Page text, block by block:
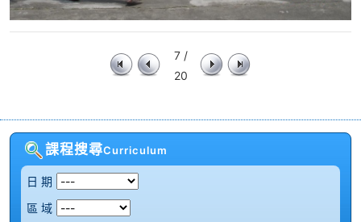
7 /
20
課程搜尋Curriculum
日 期
區 域